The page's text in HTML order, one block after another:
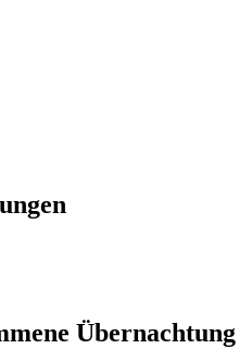
Übernachtung